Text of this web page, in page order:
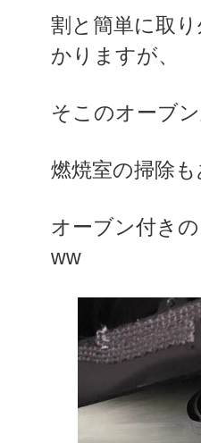
割と簡単に取
かりますが、
そこのオーブ
燃焼室の掃除
オーブン付き
ww